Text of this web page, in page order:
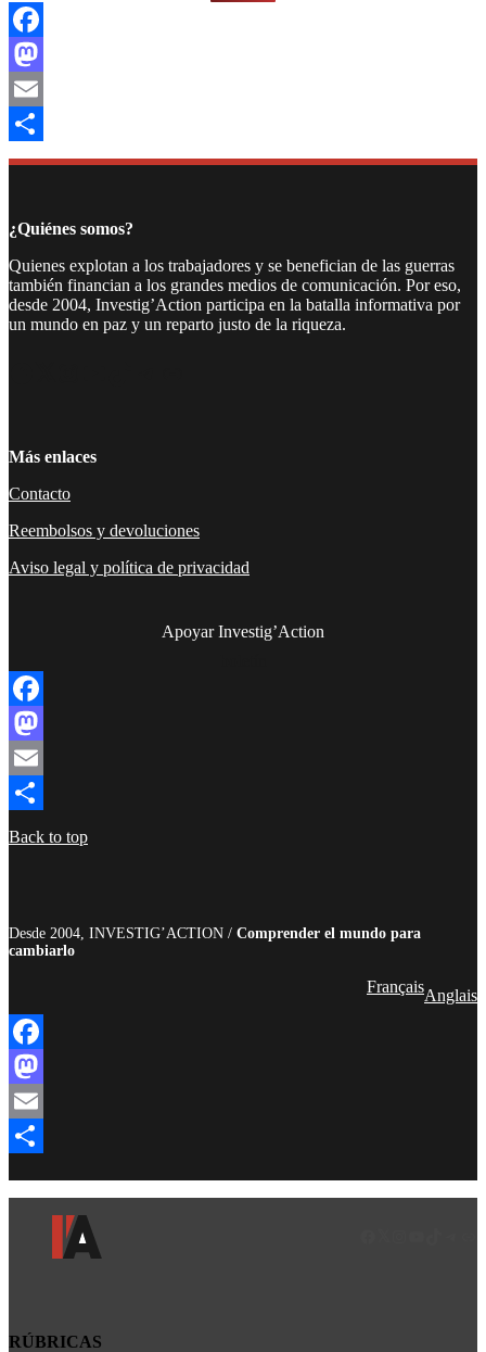
Facebook
Mastodon
Email
Compartir
¿Quiénes somos?
Quienes explotan a los trabajadores y se benefician de las guerras
también financian a los grandes medios de comunicación. Por eso,
desde 2004, Investig’Action participa en la batalla informativa por
un mundo en paz y un reparto justo de la riqueza.
Más enlaces
Contacto
Reembolsos y devoluciones
Aviso legal y política de privacidad
Apoyar Investig’Action
Facebook
Mastodon
Email
Compartir
Back to top
Desde 2004, INVESTIG’ACTION / Comprender el mundo para
cambiarlo
FrançaisAnglais
Facebook
Mastodon
Email
RÚBRICAS